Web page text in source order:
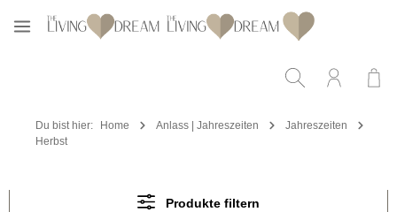
Zum Hauptinhalt springen
Du bist hier: Home Anlass | Jahreszeiten
Jahreszeiten
Herbst
Produkte filtern